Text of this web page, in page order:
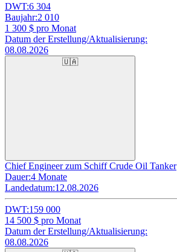
DWT:6 304
Baujahr:2 010
1 300 $ pro Monat
Datum der Erstellung/Aktualisierung:
08.08.2026
🇺🇦
Chief Engineer zum Schiff Crude Oil Tanker
Dauer:4 Monate
Landedatum:12.08.2026
DWT:159 000
14 500 $ pro Monat
Datum der Erstellung/Aktualisierung:
08.08.2026